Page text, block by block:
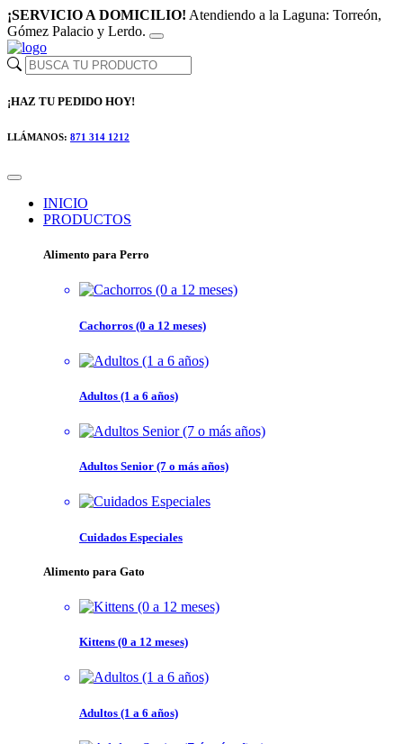
¡SERVICIO A DOMICILIO! Atendiendo a la Laguna: Torreón,
Gómez Palacio y Lerdo.
¡HAZ TU PEDIDO HOY!
LLÁMANOS: 871 314 1212
INICIO
PRODUCTOS
Alimento para Perro
Cachorros (0 a 12 meses)
Adultos (1 a 6 años)
Adultos Senior (7 o más años)
Cuidados Especiales
Alimento para Gato
Kittens (0 a 12 meses)
Adultos (1 a 6 años)